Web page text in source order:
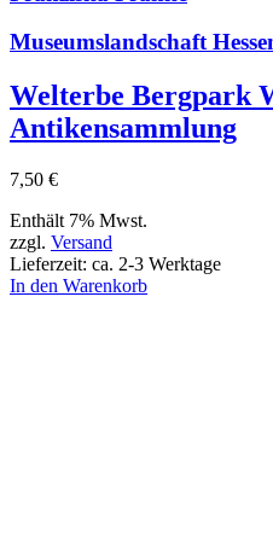
Museumslandschaft
Welterbe Bergpark
Antikensammlung
7,50 €
Enthält 7% Mwst.
zzgl. Versand
Lieferzeit: ca. 2-3 Werktage
In den Warenkorb